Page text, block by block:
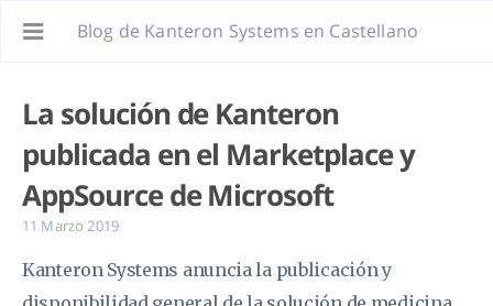
Blog de Kanteron Systems en Castellano
La solución de Kanteron
publicada en el Marketplace y
AppSource de Microsoft
11 Marzo 2019
Kanteron Systems anuncia la publicación y